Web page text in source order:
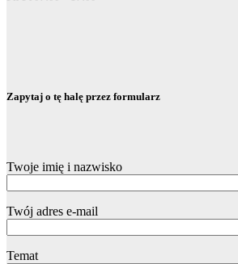
Zapytaj o tę halę przez formularz
Twoje imię i nazwisko
Twój adres e-mail
Temat